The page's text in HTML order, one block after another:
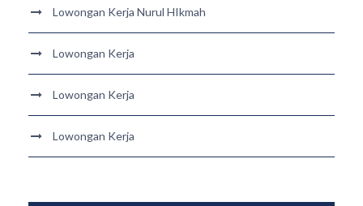
Lowongan Kerja Nurul HIkmah
Lowongan Kerja
Lowongan Kerja
Lowongan Kerja